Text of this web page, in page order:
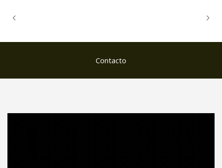
Contacto